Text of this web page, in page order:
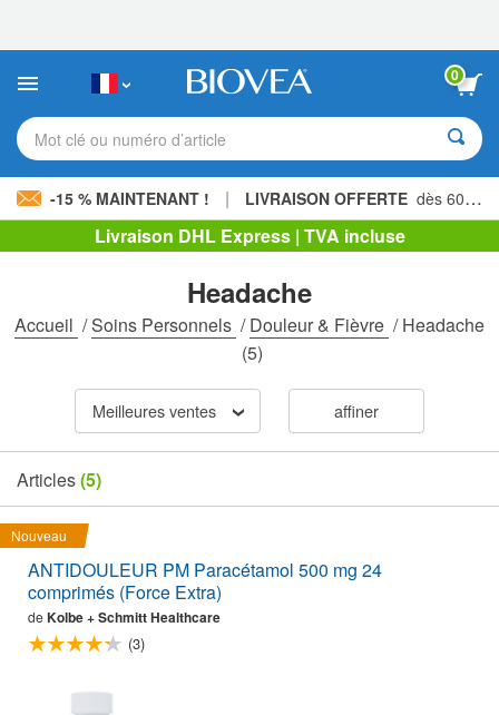
:
site
comprend
un
d'accessibilité.
0
Mot clé ou numéro d’article
-15 % MAINTENANT ! | LIVRAISON OFFERTE dès 60,00 € »
Livraison DHL Express | TVA incluse
Headache
Accueil /Soins Personnels /Douleur & Fièvre /Headache
(5)
Meilleures ventes affiner
Articles(5)
Nouveau
ANTIDOULEUR PM Paracétamol 500 mg 24
comprimés (Force Extra)
de Kolbe + Schmitt Healthcare
(3)